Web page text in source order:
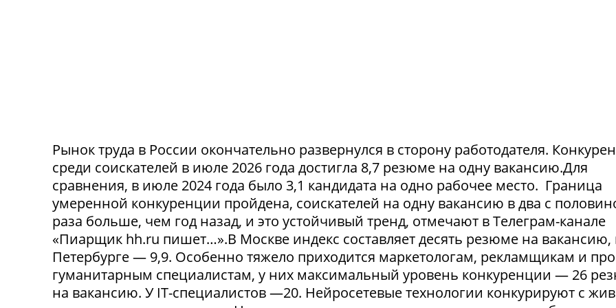
Рынок труда в России окончательно развернулся в сторону работодателя.
среди соискателей в июле 2026 года достигла 8,7 резюме на одну вакансию.Для
сравнения, в июле 2024 года было 3,1 кандидата на одно рабочее место. Граница
умеренной конкуренции пройдена, соискателей на одну вакансию в два с
раза больше, чем год назад, и это устойчивый тренд, отмечают в Телеграм-канале
«Пиарщик hh.ru пишет…».В Москве индекс составляет десять резюме на вакансию,
Петербурге — 9,9. Особенно тяжело приходится маркетологам, рекламщикам и
гуманитарным специалистам, у них максимальный уровень конкуренции — 26
на вакансию. У IT-специалистов —20. Нейросетевые технологии конкурируют с